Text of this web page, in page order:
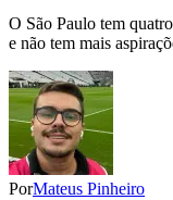
O São Paulo tem
e não tem mais
PorMateus Pinheiro